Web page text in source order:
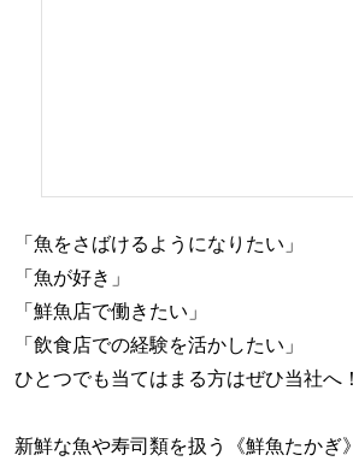
「魚をさばけるようになりたい」
「魚が好き」
「鮮魚店で働きたい」
「飲食店での経験を活かしたい」
ひとつでも当てはまる方はぜひ当社へ！
新鮮な魚や寿司類を扱う《鮮魚たかぎ